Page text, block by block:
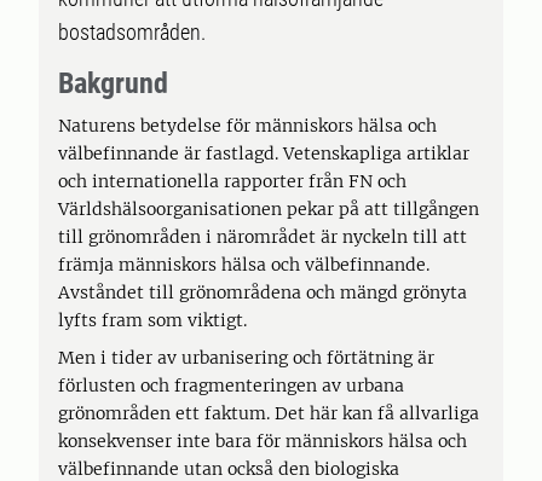
bostadsområden.
Bakgrund
Naturens betydelse för människors hälsa och
välbefinnande är fastlagd. Vetenskapliga artiklar
och internationella rapporter från FN och
Världshälsoorganisationen pekar på att tillgången
till grönområden i närområdet är nyckeln till att
främja människors hälsa och välbefinnande.
Avståndet till grönområdena och mängd grönyta
lyfts fram som viktigt.
Men i tider av urbanisering och förtätning är
förlusten och fragmenteringen av urbana
grönområden ett faktum. Det här kan få allvarliga
konsekvenser inte bara för människors hälsa och
välbefinnande utan också den biologiska